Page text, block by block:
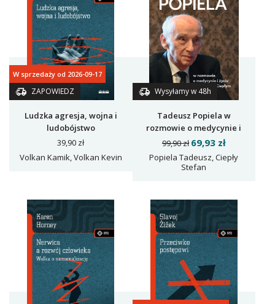
ZAPOWIEDZ
W sprzedaży od 2026-09-17
Ludzka agresja, wojna i
ludobójstwo
39,90 zł
Volkan Kamik, Volkan Kevin
Wysyłamy w 48h
Tadeusz Popiela w
rozmowie o medycynie i
życiu ze Stefanem Ciepłym
99,90 zł 69,93 zł
Popiela Tadeusz, Ciepły
Stefan